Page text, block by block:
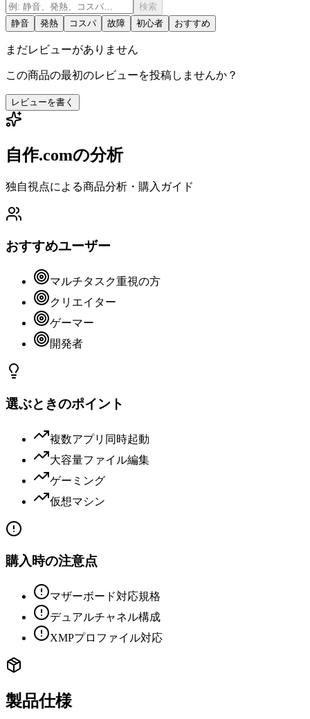
検索
静音
発熱 コスパ 故障 初心者 おすすめ
まだレビューがありません
この商品の最初のレビューを投稿しませんか？
レビューを書く
自作.comの分析
独自視点による商品分析・購入ガイド
おすすめユーザー
マルチタスク重視の方
クリエイター
ゲーマー
開発者
選ぶときのポイント
複数アプリ同時起動
大容量ファイル編集
ゲーミング
仮想マシン
購入時の注意点
マザーボード対応規格
デュアルチャネル構成
XMPプロファイル対応
製品仕様